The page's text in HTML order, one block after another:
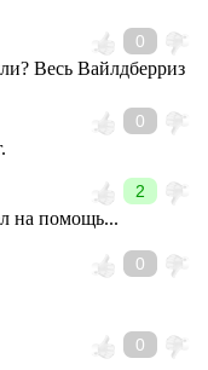
0
Весь Вайлдберриз
0
2
на помощь...
0
0